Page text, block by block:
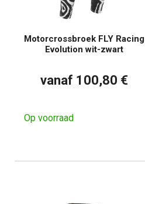
Motorcrossbroek FLY Racing
Evolution wit-zwart
vanaf 100,80 €
Op voorraad